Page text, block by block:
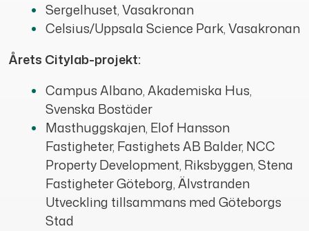
Sergelhuset, Vasakronan
Celsius/Uppsala Science Park, Vasakronan
Årets Citylab-projekt:
Campus Albano, Akademiska Hus,
Svenska Bostäder
Masthuggskajen, Elof Hansson
Fastigheter, Fastighets AB Balder, NCC
Property Development, Riksbyggen, Stena
Fastigheter Göteborg, Älvstranden
Utveckling tillsammans med Göteborgs
Stad